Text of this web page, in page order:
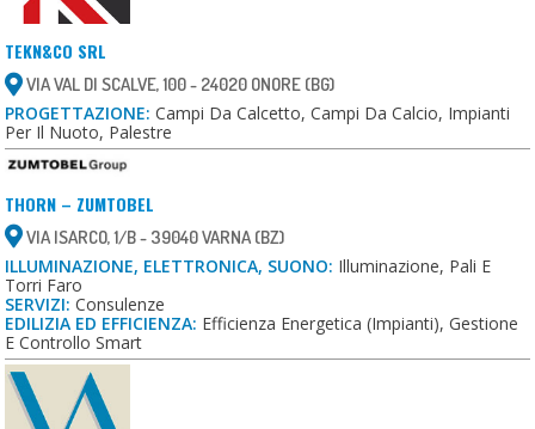
TEKN&CO SRL
VIA VAL DI SCALVE, 100 - 24020 ONORE (BG)
PROGETTAZIONE: Campi Da Calcetto, Campi Da Calcio, Impianti
Per Il Nuoto, Palestre
THORN – ZUMTOBEL
VIA ISARCO, 1/B - 39040 VARNA (BZ)
ILLUMINAZIONE, ELETTRONICA, SUONO: Illuminazione, Pali E
Torri Faro
SERVIZI: Consulenze
EDILIZIA ED EFFICIENZA: Efficienza Energetica (impianti), Gestione
E Controllo Smart